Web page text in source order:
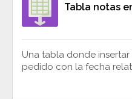
Tabla notas
Una tabla donde
pedido con la fecha